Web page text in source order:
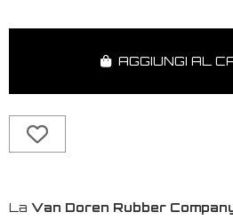
AGGIUNGI AL
La Van Doren Rubber